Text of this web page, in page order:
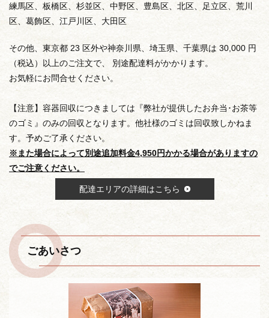
練馬区、板橋区、杉並区、中野区、豊島区、北区、足立区、荒川
区、葛飾区、江戸川区、大田区
その他、東京都 23 区外や神奈川県、埼玉県、千葉県は 30,000 円
（税込）以上のご注文で、 別途配達料がかかります。
お気軽にお問合せください。
【注意】容器回収につきましては『弊社が提供したお弁当･お茶等
のゴミ』のみの回収となります。他社様のゴミは回収致しかねま
す。予めご了承ください。
※また場合によって別途追加料金4,950円かかる場合がありますの
でご注意ください。
配達エリアの詳細はこちら
ごあいさつ